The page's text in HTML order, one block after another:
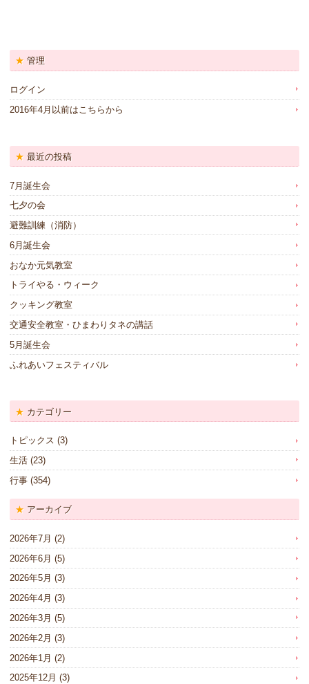
管理
ログイン
2016年4月以前はこちらから
最近の投稿
7月誕生会
七夕の会
避難訓練（消防）
6月誕生会
おなか元気教室
トライやる・ウィーク
クッキング教室
交通安全教室・ひまわりタネの講話
5月誕生会
ふれあいフェスティバル
カテゴリー
トピックス (3)
生活 (23)
行事 (354)
アーカイブ
2026年7月 (2)
2026年6月 (5)
2026年5月 (3)
2026年4月 (3)
2026年3月 (5)
2026年2月 (3)
2026年1月 (2)
2025年12月 (3)